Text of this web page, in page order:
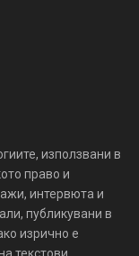
използвани в
право и
интервюта и
публикувани в
изрично е
текстови